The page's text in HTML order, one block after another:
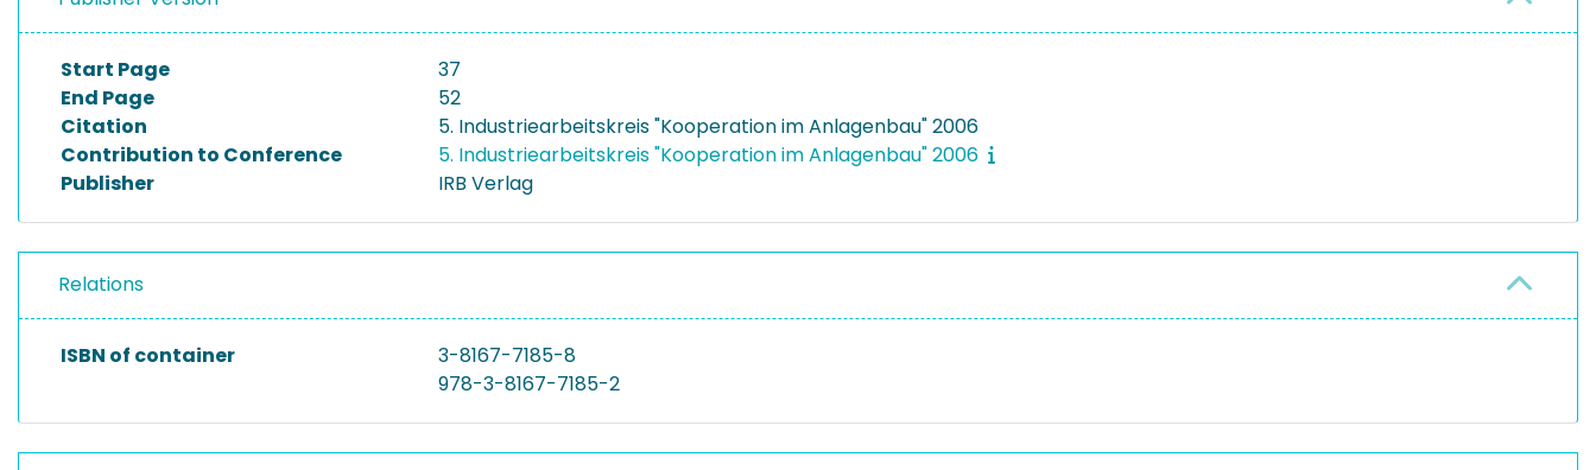
Start Page
37
End Page
52
Citation
5. Industriearbeitskreis "Kooperation im Anlagenbau" 2006
Contribution to Conference
5. Industriearbeitskreis "Kooperation im Anlagenbau" 2006
Publisher
IRB Verlag
Relations
ISBN of container
3-8167-7185-8
978-3-8167-7185-2